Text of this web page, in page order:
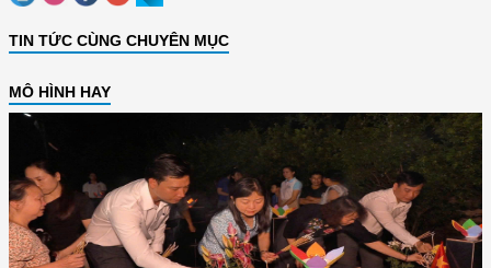
TIN TỨC CÙNG CHUYÊN MỤC
MÔ HÌNH HAY